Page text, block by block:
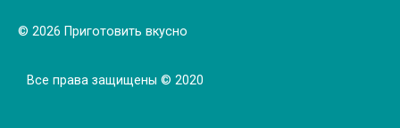
© 2026 Приготовить вкусно
Все права защищены © 2020